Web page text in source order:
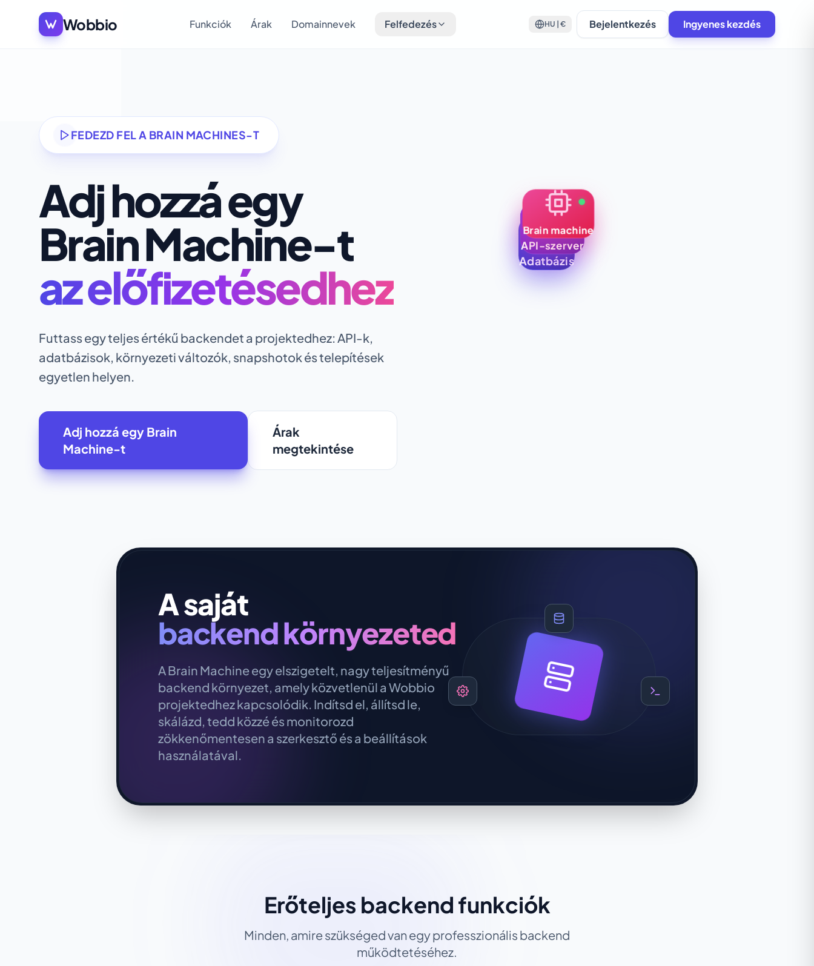
Wobbio Funkciók Árak Domainnevek Felfedezés HU | € Bejelentkezés Ingyenes kezdés
FEDEZD FEL A BRAIN MACHINES-T
Adj hozzá egy
Brain Machine-t
az előfizetésedhez
Futtass egy teljes értékű backendet a projektedhez: API-k,
adatbázisok, környezeti változók, snapshotok és telepítések
egyetlen helyen.
Adj hozzá egy Brain
Machine-t
Árak
megtekintése
Adatbázis
API-szerver
Brain machine
A saját
backend környezeted
A Brain Machine egy elszigetelt, nagy teljesítményű
backend környezet, amely közvetlenül a Wobbio
projektedhez kapcsolódik. Indítsd el, állítsd le,
skálázd, tedd közzé és monitorozd
zökkenőmentesen a szerkesztő és a beállítások
használatával.
Erőteljes backend funkciók
Minden, amire szükséged van egy professzionális backend
működtetéséhez.